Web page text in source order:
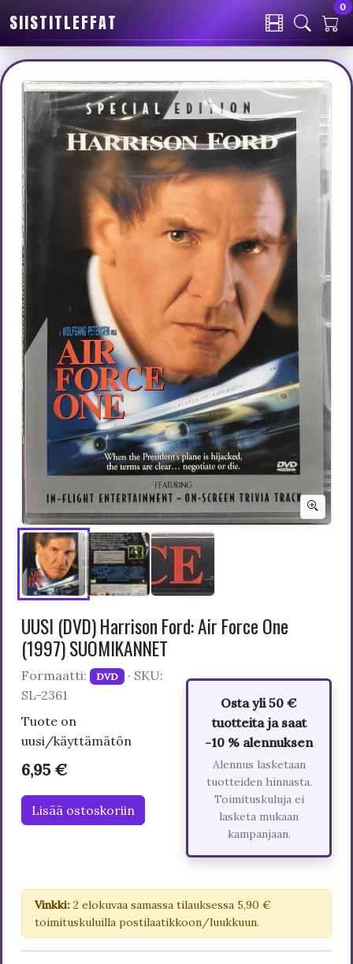
SIISTITLEFFAT
0
UUSI (DVD) Harrison Ford: Air Force One
(1997) SUOMIKANNET
Formaatti: DVD · SKU:
SL-2361
Tuote on
uusi/käyttämätön
6,95 €
Lisää ostoskoriin
Osta yli 50 €
tuotteita ja saat
-10 % alennuksen
Alennus lasketaan
tuotteiden hinnasta.
Toimituskuluja ei
lasketa mukaan
kampanjaan.
Vinkki: 2 elokuvaa samassa tilauksessa 5,90 €
toimituskuluilla postilaatikkoon/luukkuun.